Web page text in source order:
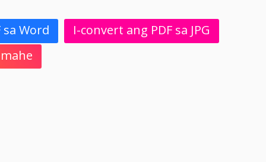
Word
I-convert ang PDF sa JPG